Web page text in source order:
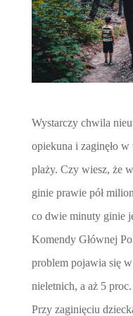
Wystarczy chwila
opiekuna i zaginęło
plaży. Czy wiesz, że
ginie prawie pół
co dwie minuty ginie
Komendy Głównej
problem pojawia się
nieletnich, a aż 5
Przy zaginięciu